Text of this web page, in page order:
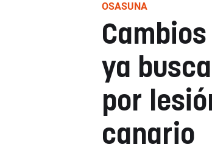
OSASUNA
ya
por
canario